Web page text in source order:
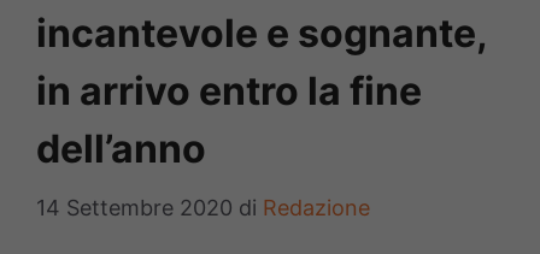
incantevole e sognante,
in arrivo entro la fine
dell’anno
14 Settembre 2020 di Redazione